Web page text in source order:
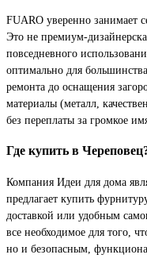
FUARO уверенно занимает
Это не премиум-
повседневного
оптимально для
ремонта до оснащения
материалы (металл,
без переплаты за громкое
Где купить в
Компания Идеи для дома
предлагает купить
доставкой или удобным
все необходимое для того,
но и безопасным,